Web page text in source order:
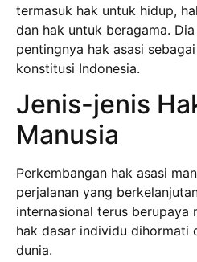
termasuk hak untuk hidup,
dan hak untuk beragama.
pentingnya hak asasi
konstitusi Indonesia.
Jenis-jenis
Manusia
Perkembangan hak asasi
perjalanan yang
internasional terus berupaya
hak dasar individu dihormati
dunia.